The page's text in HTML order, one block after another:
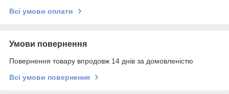
Всі умови оплати
Умови повернення
Повернення товару впродовж 14 днів за домовленістю
Всі умови повернення